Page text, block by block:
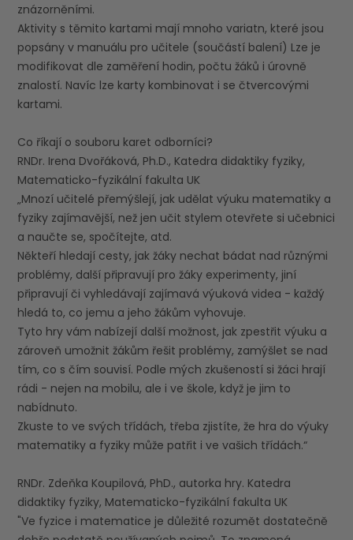
znázorněními.
Aktivity s těmito kartami mají mnoho variatn, které jsou
popsány v manuálu pro učitele (součástí balení) Lze je
modifikovat dle zaměření hodin, počtu žáků i úrovně
znalostí. Navíc lze karty kombinovat i se čtvercovými
kartami.
Co říkají o souboru karet odborníci?
RNDr. Irena Dvořáková, Ph.D., Katedra didaktiky fyziky,
Matematicko-fyzikální fakulta UK
„Mnozí učitelé přemýšlejí, jak udělat výuku matematiky a
fyziky zajímavější, než jen učit stylem otevřete si učebnici
a naučte se, spočítejte, atd.
Někteří hledají cesty, jak žáky nechat bádat nad různými
problémy, další připravují pro žáky experimenty, jiní
připravují či vyhledávají zajímavá výuková videa - každý
hledá to, co jemu a jeho žákům vyhovuje.
Tyto hry vám nabízejí další možnost, jak zpestřit výuku a
zároveň umožnit žákům řešit problémy, zamýšlet se nad
tím, co s čím souvisí. Podle mých zkušeností si žáci hrají
rádi - nejen na mobilu, ale i ve škole, když je jim to
nabídnuto.
Zkuste to ve svých třídách, třeba zjistíte, že hra do výuky
matematiky a fyziky může patřit i ve vašich třídách.“
RNDr. Zdeňka Koupilová, PhD., autorka hry. Katedra
didaktiky fyziky, Matematicko-fyzikální fakulta UK
"Ve fyzice i matematice je důležité rozumět dostatečně